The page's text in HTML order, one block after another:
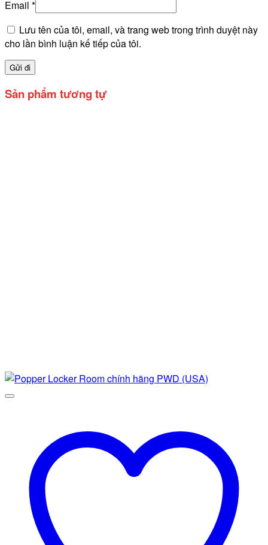
Email *
Lưu tên của tôi, email, và trang web trong trình duyệt này
cho lần bình luận kế tiếp của tôi.
Sản phẩm tương tự